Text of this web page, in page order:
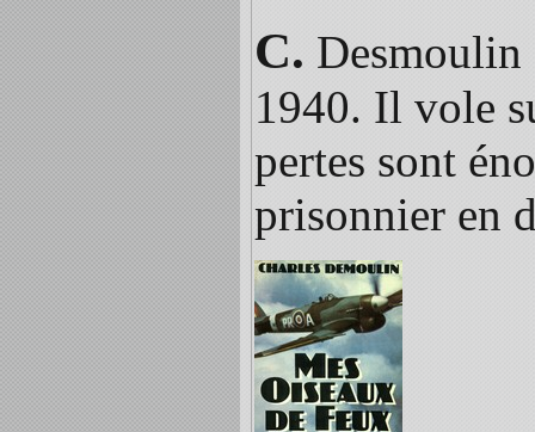
C. Desmoulin
1940. Il vole
pertes sont
prisonnier en